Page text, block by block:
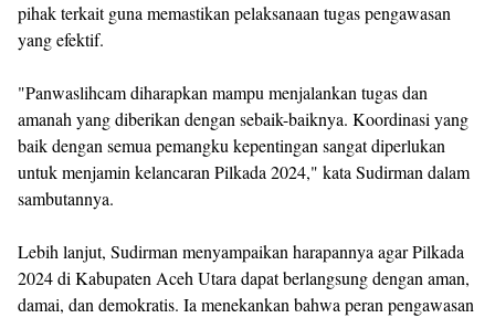
pihak terkait guna memastikan pelaksanaan tugas pengawasan
yang efektif.
"Panwaslihcam diharapkan mampu menjalankan tugas dan
amanah yang diberikan dengan sebaik-baiknya. Koordinasi yang
baik dengan semua pemangku kepentingan sangat diperlukan
untuk menjamin kelancaran Pilkada 2024," kata Sudirman dalam
sambutannya.
Lebih lanjut, Sudirman menyampaikan harapannya agar Pilkada
2024 di Kabupaten Aceh Utara dapat berlangsung dengan aman,
damai, dan demokratis. Ia menekankan bahwa peran pengawasan